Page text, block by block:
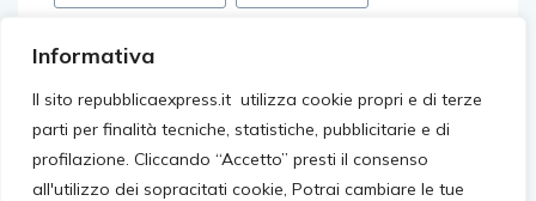
Informativa
Il sito repubblicaexpress.it utilizza cookie propri e di terze
parti per finalità tecniche, statistiche, pubblicitarie e di
profilazione. Cliccando “Accetto” presti il consenso
all'utilizzo dei sopracitati cookie, Potrai cambiare le tue